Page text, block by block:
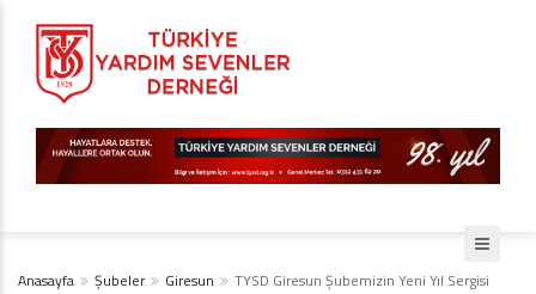
Anasayfa Şubeler Giresun TYSD Giresun Şubemizin Yeni Yıl Sergisi